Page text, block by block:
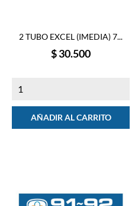
2 TUBO EXCEL (IMEDIA) 7...
Precio
$ 30.500
AÑADIR AL CARRITO